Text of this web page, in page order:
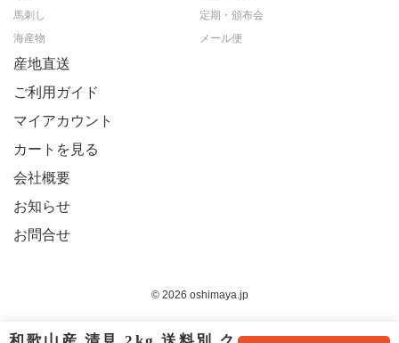
馬刺し
海産物
定期・頒布会
メール便
産地直送
ご利用ガイド
マイアカウント
カートを見る
会社概要
お知らせ
お問合せ
© 2026 oshimaya.jp